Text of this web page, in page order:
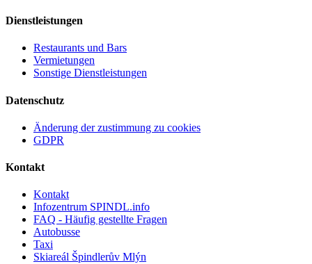
Dienstleistungen
Restaurants und Bars
Vermietungen
Sonstige Dienstleistungen
Datenschutz
Änderung der zustimmung zu cookies
GDPR
Kontakt
Kontakt
Infozentrum SPINDL.info
FAQ - Häufig gestellte Fragen
Autobusse
Taxi
Skiareál Špindlerův Mlýn